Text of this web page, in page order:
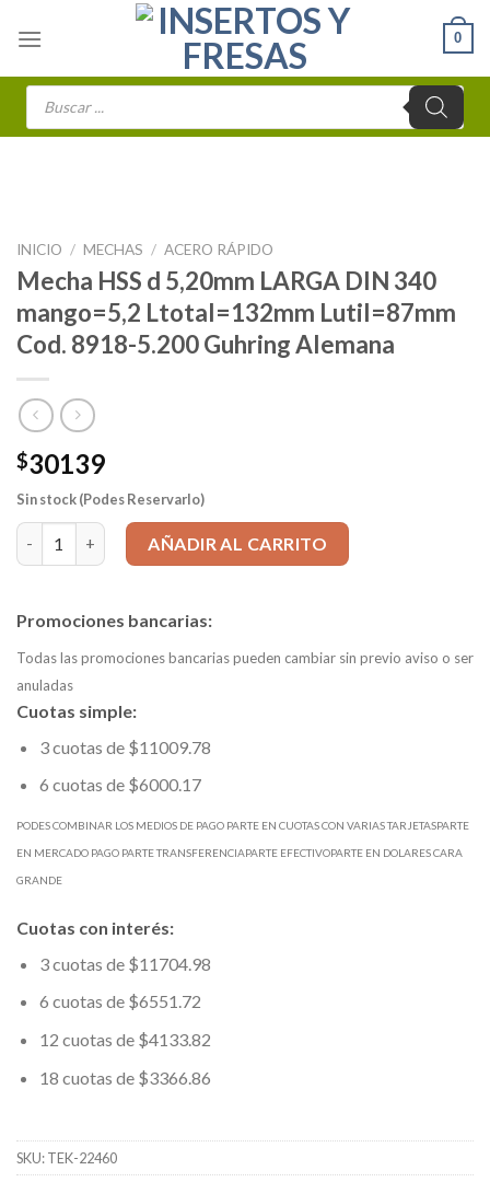
0
Búsqueda
INICIO / MECHAS / ACERO RÁPIDO
Mecha HSS d 5,20mm LARGA DIN 340
mango=5,2 Ltotal=132mm Lutil=87mm
Cod. 8918-5.200 Guhring Alemana
$30139
Sin stock (Podes Reservarlo)
Mecha HSS d 5,20mm LARGA DIN 340 mango=5,2
AÑADIR AL CARRITO
Promociones bancarias:
Todas las promociones bancarias pueden cambiar sin previo aviso o ser
anuladas
Cuotas simple:
3 cuotas de $11009.78
6 cuotas de $6000.17
PODES COMBINAR LOS MEDIOS DE PAGO PARTE EN CUOTAS CON VARIAS TARJETASPARTE
EN MERCADO PAGO PARTE TRANSFERENCIAPARTE EFECTIVOPARTE EN DOLARES CARA
GRANDE
Cuotas con interés:
3 cuotas de $11704.98
6 cuotas de $6551.72
12 cuotas de $4133.82
18 cuotas de $3366.86
SKU:TEK-22460